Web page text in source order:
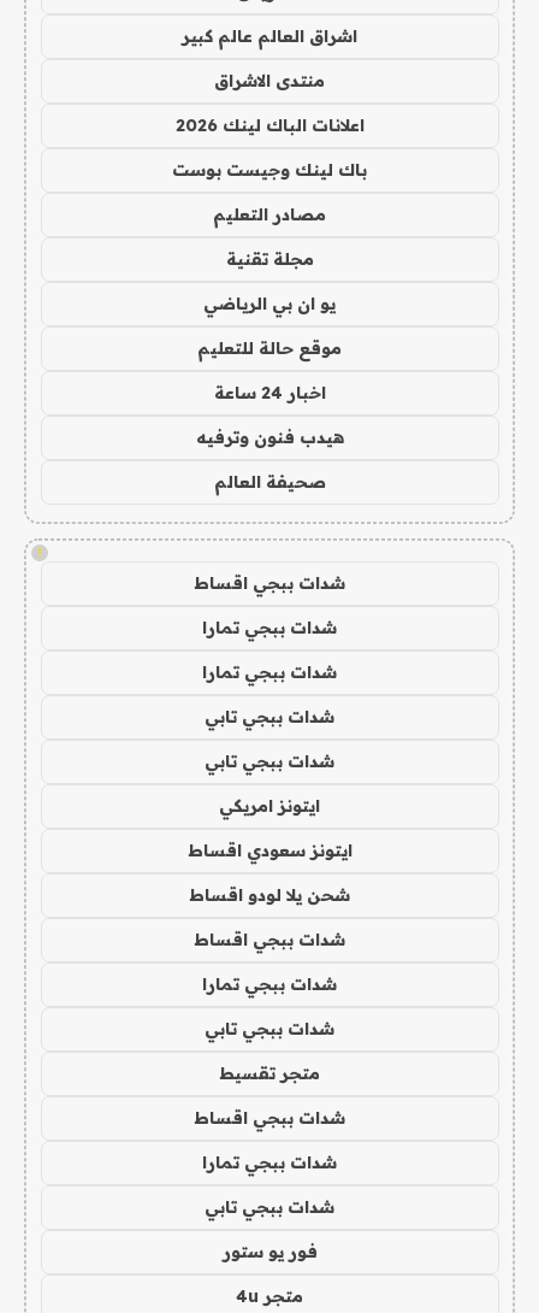
اشراق العالم عالم كبير
منتدى الاشراق
اعلانات الباك لينك 2026
باك لينك وجيست بوست
مصادر التعليم
مجلة تقنية
يو ان بي الرياضي
موقع حالة للتعليم
اخبار 24 ساعة
هيدب فنون وترفيه
صحيفة العالم
!
شدات ببجي اقساط
شدات ببجي تمارا
شدات ببجي تمارا
شدات ببجي تابي
شدات ببجي تابي
ايتونز امريكي
ايتونز سعودي اقساط
شحن يلا لودو اقساط
شدات ببجي اقساط
شدات ببجي تمارا
شدات ببجي تابي
متجر تقسيط
شدات ببجي اقساط
شدات ببجي تمارا
شدات ببجي تابي
فور يو ستور
متجر 4u